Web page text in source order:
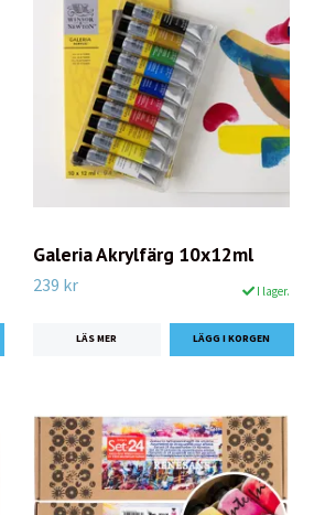
Galeria Akrylfärg 10x12ml
239 kr I lager.
LÄS MER